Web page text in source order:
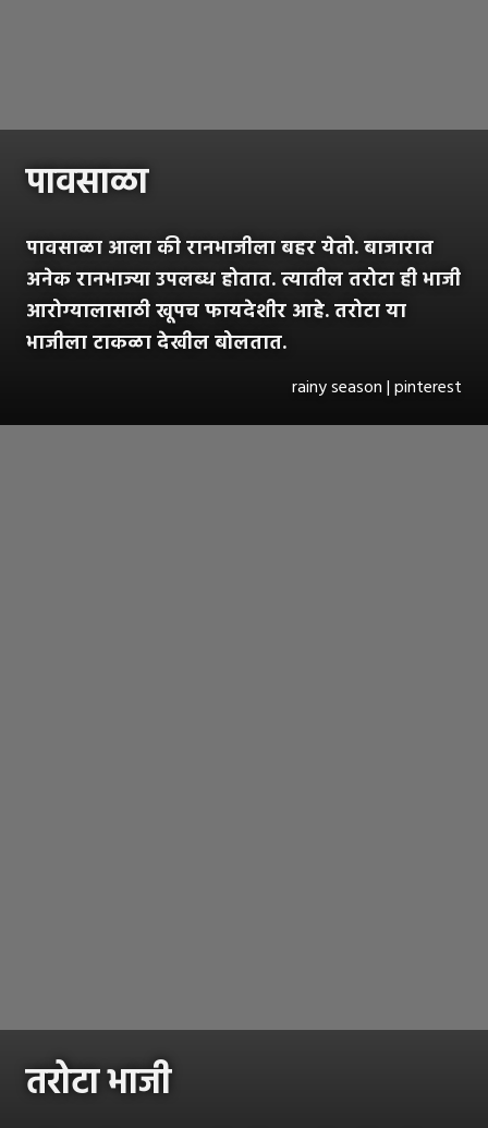
पावसाळा
पावसाळा आला की रानभाजीला बहर येतो. बाजारात
अनेक रानभाज्या उपलब्ध होतात. त्यातील तरोटा ही भाजी
आरोग्यालासाठी खूपच फायदेशीर आहे. तरोटा या
भाजीला टाकळा देखील बोलतात.
rainy season | pinterest
तरोटा भाजी